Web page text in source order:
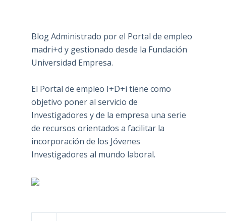
Blog Administrado por el Portal de empleo
madri+d y gestionado desde la Fundación
Universidad Empresa.
El Portal de empleo I+D+i tiene como
objetivo poner al servicio de
Investigadores y de la empresa una serie
de recursos orientados a facilitar la
incorporación de los Jóvenes
Investigadores al mundo laboral.